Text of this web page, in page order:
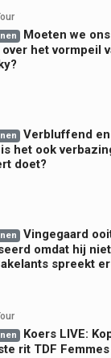
Moeten we
over het vormpeil
Verbluffend
het ook
doet?
Vingegaard
omdat hij
spreekt
Koers LIVE:
rit TDF Femmes